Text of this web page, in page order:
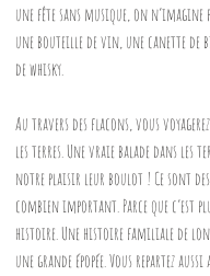
une fête sans musique, on
une bouteille de vin, une canette de
de whisky.
Au travers des flacons, vous
les terres. Une vraie balade dans les
notre plaisir leur boulot ! Ce sont
combien important. Parce que c’est
histoire. Une histoire familiale de
une grande épopée. Vous repartez